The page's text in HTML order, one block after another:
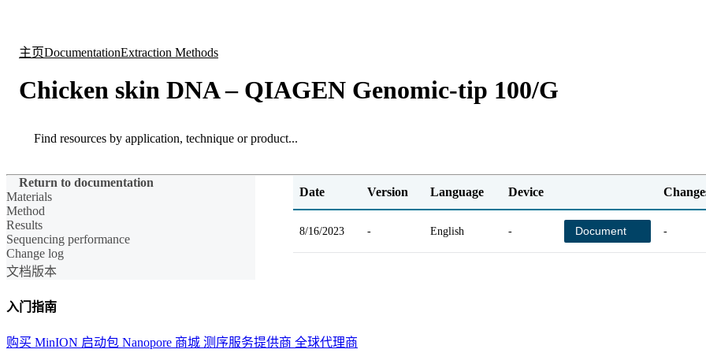
主页DocumentationExtraction Methods
Chicken skin DNA – QIAGEN Genomic-tip 100/G
Search
Return to documentation
Materials
Method
Results
Sequencing performance
Change log
文档版本
Date Version Language Device
8/16/2023 - English - Document -
入门指南
购买 MinION 启动包 Nanopore 商城 测序服务提供商 全球代理商